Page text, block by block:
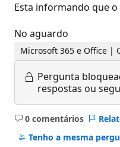
Esta informando que o
No aguardo
Microsoft 365 e Office |
Pergunta
respostas ou
0 comentários
Sem
comentários
Tenho a mesma